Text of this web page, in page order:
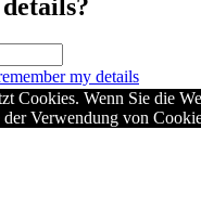
my details
Cookies. Wenn Sie die
Verwendung von